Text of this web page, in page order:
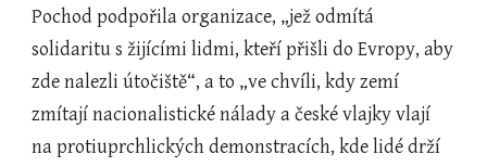
Pochod podpořila organizace, „jež odmítá
solidaritu s žijícími lidmi, kteří přišli do Evropy, aby
zde nalezli útočiště“, a to „ve chvíli, kdy zemí
zmítají nacionalistické nálady a české vlajky vlají
na protiuprchlických demonstracích, kde lidé drží